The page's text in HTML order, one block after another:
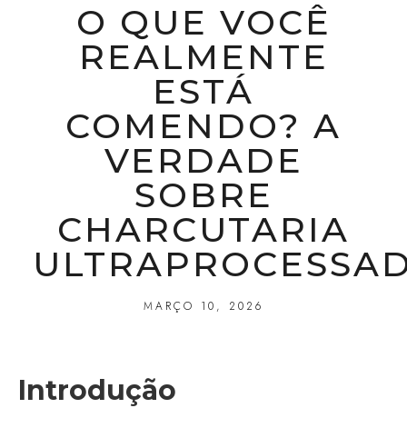
O QUE VOCÊ
REALMENTE
ESTÁ
COMENDO? A
VERDADE
SOBRE
CHARCUTARIA
MARÇO 10, 2026
Introdução